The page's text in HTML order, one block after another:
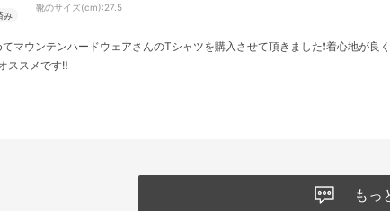
靴のサイズ(cm):27.5
マウンテンハードウェアさんのTシャツを購入させて頂きました❗️着心地が
ススメです‼️
もっ